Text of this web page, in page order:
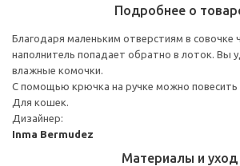
Подробнее о
Благодаря маленьким отверстиям в совочке
наполнитель попадает обратно в лоток. Вы
влажные комочки.
С помощью крючка на ручке можно повесить
Для кошек.
Дизайнер:
Inma Bermudez
Материалы и уход